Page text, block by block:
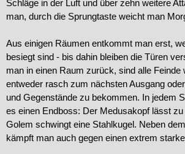
Schläge in der Luft und über zehn weitere
man, durch die Sprungtaste weicht man
Aus einigen Räumen entkommt man erst,
besiegt sind - bis dahin bleiben die Türen
man in einen Raum zurück, sind alle Feinde
entweder rasch zum nächsten Ausgang
und Gegenstände zu bekommen. In jedem
es einen Endboss: Der Medusakopf lässt
Golem schwingt eine Stahlkugel. Neben
kämpft man auch gegen einen extrem